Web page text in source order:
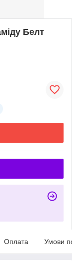
Белт
Оплата Умови